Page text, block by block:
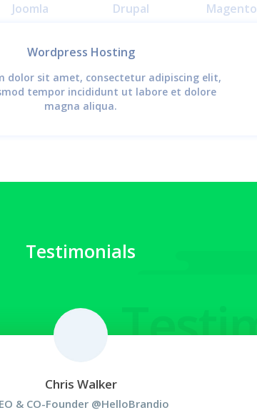
Joomla Drupal Magento
Wordpress Hosting
dolor sit amet, consectetur adipiscing elit,
tempor incididunt ut labore et dolore
magna aliqua.
Testimonials
Chris Walker
& CO-Founder @HelloBrandio